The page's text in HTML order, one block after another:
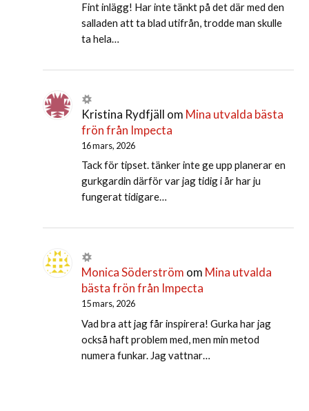
Fint inlägg! Har inte tänkt på det där med den
salladen att ta blad utifrån, trodde man skulle
ta hela…
Kristina Rydfjäll om Mina utvalda bästa
frön från Impecta
16 mars, 2026
Tack för tipset. tänker inte ge upp planerar en
gurkgardin därför var jag tidig i år har ju
fungerat tidigare…
Monica Söderström om Mina utvalda
bästa frön från Impecta
15 mars, 2026
Vad bra att jag får inspirera! Gurka har jag
också haft problem med, men min metod
numera funkar. Jag vattnar…